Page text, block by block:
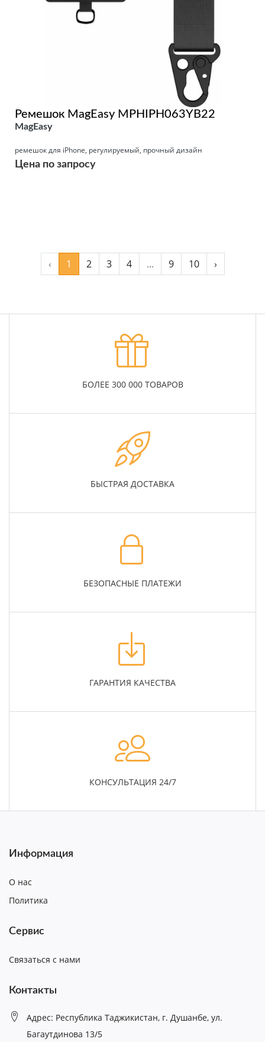
Ремешок MagEasy MPHIPH063YB22
MagEasy
ремешок для iPhone, регулируемый, прочный дизайн
Цена по запросу
‹ 1 2 3 4 ... 9 10 ›
БОЛЕЕ 300 000 ТОВАРОВ
БЫСТРАЯ ДОСТАВКА
БЕЗОПАСНЫЕ ПЛАТЕЖИ
ГАРАНТИЯ КАЧЕСТВА
КОНСУЛЬТАЦИЯ 24/7
Информация
О нас
Политика
Сервис
Связаться с нами
Контакты
Адрес: Республика Таджикистан, г. Душанбе, ул.
Багаутдинова 13/5